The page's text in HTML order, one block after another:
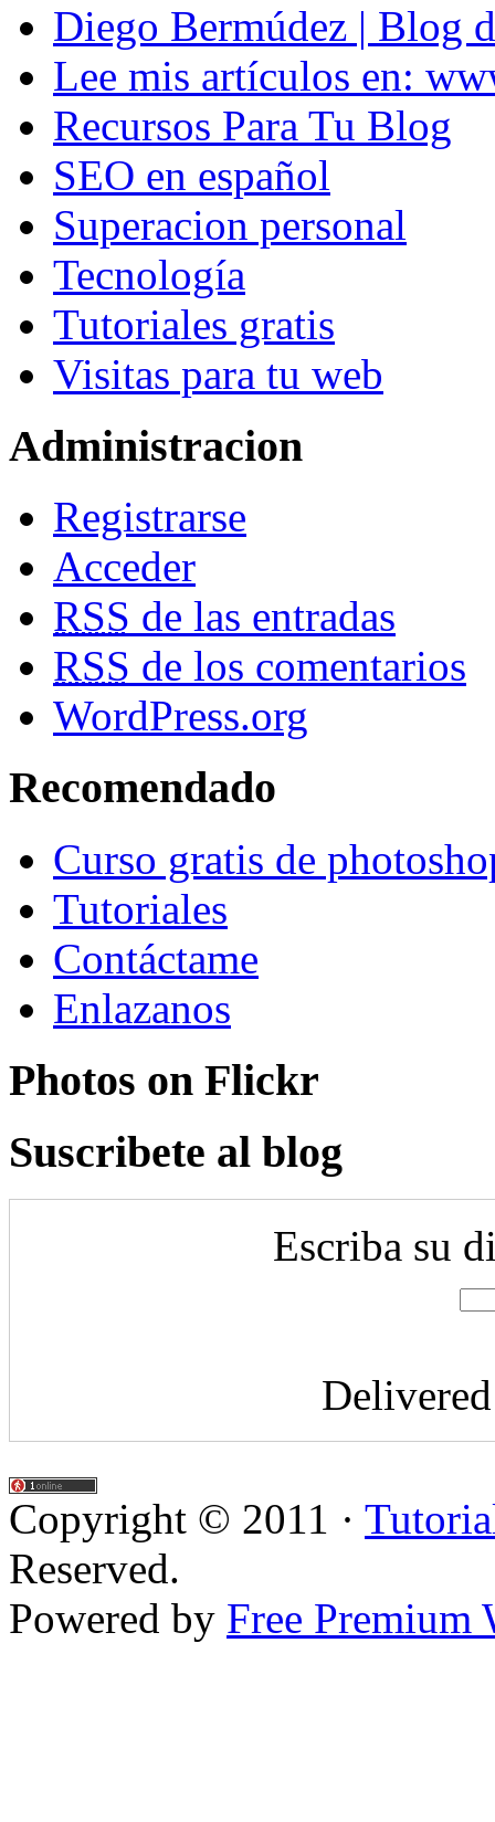
Diego Bermúdez | Blog
Lee mis artículos en:
Recursos Para Tu Blog
SEO en español
Superacion personal
Tecnología
Tutoriales gratis
Visitas para tu web
Administracion
Registrarse
Acceder
RSS de las entradas
RSS de los comentarios
WordPress.org
Recomendado
Curso gratis de
Tutoriales
Contáctame
Enlazanos
Photos on Flickr
Suscribete al blog
Escriba su
Copyright © 2011 ·
Reserved.
Powered by Free Premium